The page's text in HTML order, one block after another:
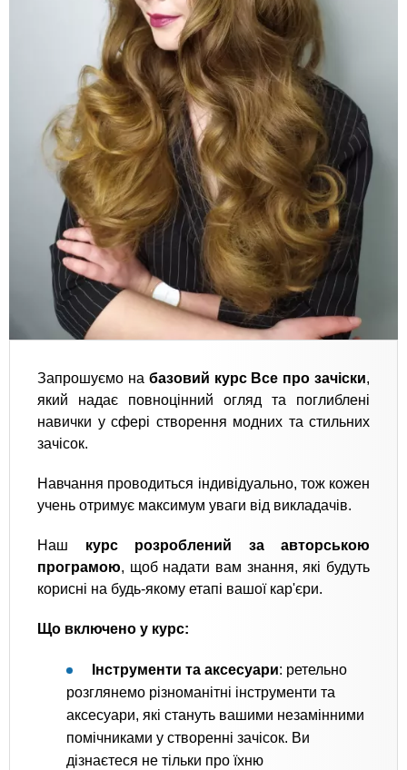
Запрошуємо на базовий курс Все про зачіски,
який надає повноцінний огляд та поглиблені
навички у сфері створення модних та стильних
зачісок.
Навчання проводиться індивідуально, тож кожен
учень отримує максимум уваги від викладачів.
Наш курс розроблений за авторською
програмою, щоб надати вам знання, які будуть
корисні на будь-якому етапі вашої кар'єри.
Що включено у курс:
Інструменти та аксесуари: ретельно
розглянемо різноманітні інструменти та
аксесуари, які стануть вашими незамінними
помічниками у створенні зачісок. Ви
дізнаєтеся не тільки про їхню